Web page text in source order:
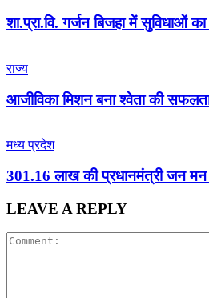
शा.प्रा.वि. गर्जन बिजहा में सुविधाओं
राज्य
आजीविका मिशन बना श्वेता की
मध्य प्रदेश
301.16 लाख की प्रधानमंत्री जन
LEAVE A REPLY